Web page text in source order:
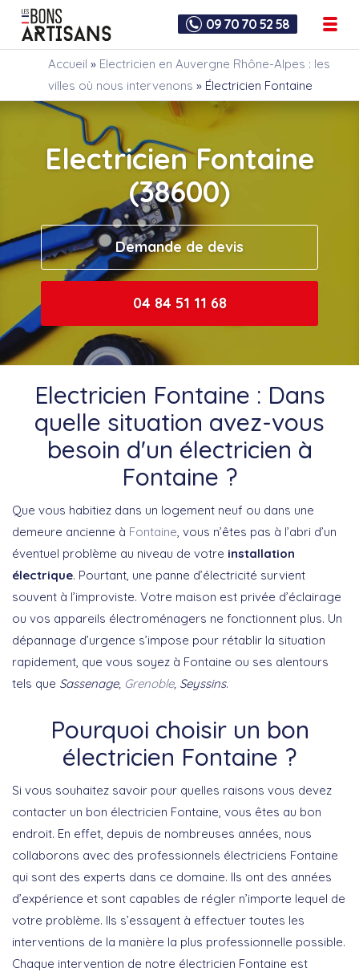
09 70 70 52 58
Accueil » Electricien en Auvergne Rhône-Alpes : les
villes où nous intervenons » Électricien Fontaine
Electricien Fontaine
(38600)
Demande de devis
04 84 51 11 68
Electricien Fontaine : Dans
quelle situation avez-vous
besoin d'un électricien à
Fontaine ?
Que vous habitiez dans un logement neuf ou dans une
demeure ancienne à Fontaine , vous n’êtes pas à l’abri d’un
éventuel problème au niveau de votre installation
électrique. Pourtant, une panne d’électricité survient
souvent à l’improviste. Votre maison est privée d’éclairage
ou vos appareils électroménagers ne fonctionnent plus. Un
dépannage d’urgence s’impose pour rétablir la situation
rapidement, que vous soyez à Fontaine ou ses alentours
tels que Sassenage, Grenoble, Seyssins.
Pourquoi choisir un bon
électricien Fontaine ?
Si vous souhaitez savoir pour quelles raisons vous devez
contacter un bon électricien Fontaine, vous êtes au bon
endroit. En effet, depuis de nombreuses années, nous
collaborons avec des professionnels électriciens Fontaine
qui sont des experts dans ce domaine. Ils ont des années
d’expérience et sont capables de régler n’importe lequel de
votre problème. Ils s’essayent à effectuer toutes les
interventions de la manière la plus professionnelle possible.
Chaque intervention de notre électricien Fontaine est